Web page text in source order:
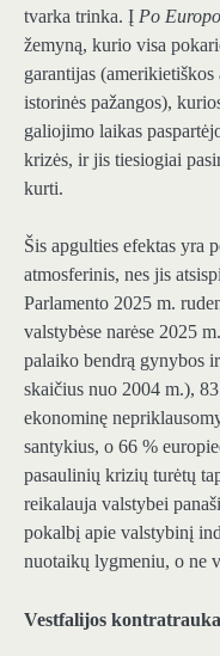
tvarka trinka. Į Po
žemyną, kurio visa
garantijas
istorinės pažangos),
galiojimo laikas
krizės, ir jis tiesiogiai
kurti.
Šis apgulties efektas yra
atmosferinis, nes jis
Parlamento 2025 m.
valstybėse narėse 2025
palaiko bendrą gynybos
skaičius nuo 2004 m.),
ekonominę
santykius, o 66 %
pasaulinių krizių turėtų
reikalauja valstybei
pokalbį apie valstybinį
nuotaikų lygmeniu, o ne
Vestfalijos kontratrauka